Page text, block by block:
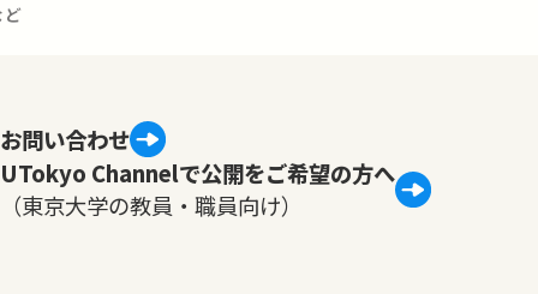
お問い合わせ
UTokyo Channelで公開をご希望の方へ
（東京大学の教員・職員向け）